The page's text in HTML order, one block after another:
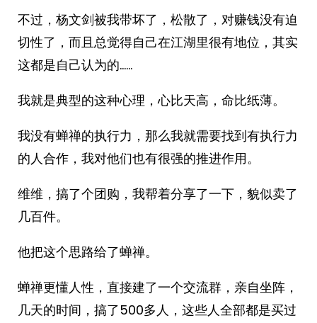
不过，杨文剑被我带坏了，松散了，对赚钱没有迫
切性了，而且总觉得自己在江湖里很有地位，其实
这都是自己认为的……
我就是典型的这种心理，心比天高，命比纸薄。
我没有蝉禅的执行力，那么我就需要找到有执行力
的人合作，我对他们也有很强的推进作用。
维维，搞了个团购，我帮着分享了一下，貌似卖了
几百件。
他把这个思路给了蝉禅。
蝉禅更懂人性，直接建了一个交流群，亲自坐阵，
几天的时间，搞了500多人，这些人全部都是买过